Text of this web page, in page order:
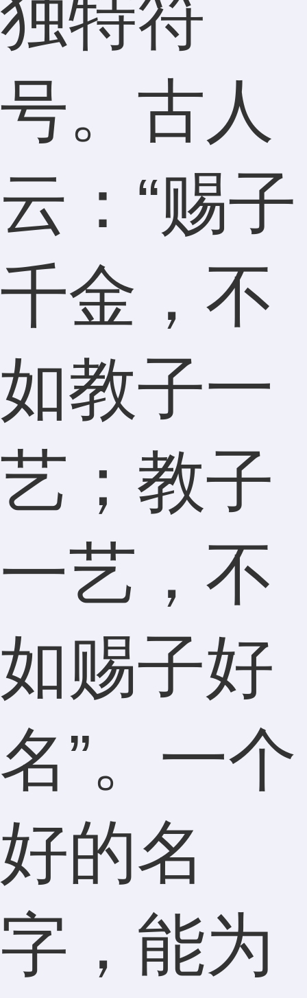
独特符
号。古人
云：“赐子
千金，不
如教子一
艺；教子
一艺，不
如赐子好
名”。一个
好的名
字，能为